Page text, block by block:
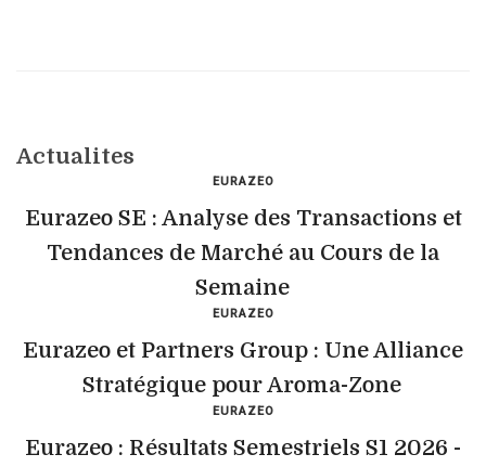
Actualites
EURAZEO
Eurazeo SE : Analyse des Transactions et
Tendances de Marché au Cours de la
Semaine
EURAZEO
Eurazeo et Partners Group : Une Alliance
Stratégique pour Aroma-Zone
EURAZEO
Eurazeo : Résultats Semestriels S1 2026 -